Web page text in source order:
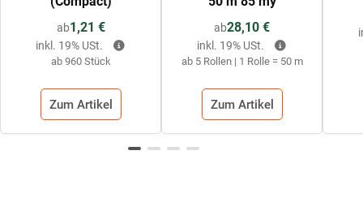
ab1,21 €
ab 960 Stück
inkl. 19% USt.
Zum Artikel
ab28,10 €
ab 5 Rollen | 1 Rolle = 50 m
inkl. 19% USt.
Zum Artikel